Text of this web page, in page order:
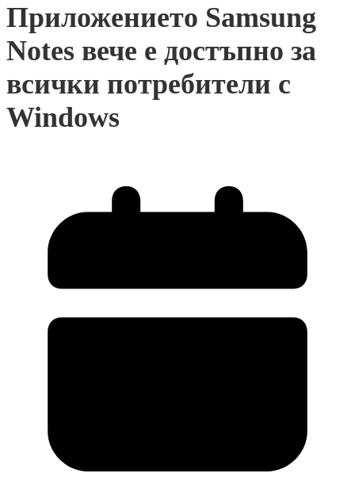
Приложението Samsung
Notes вече е достъпно за
всички потребители с
Windows